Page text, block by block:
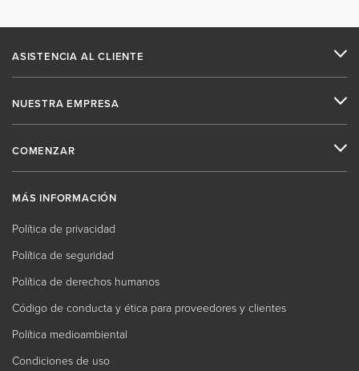
ASISTENCIA AL CLIENTE
NUESTRA EMPRESA
COMENZAR
MÁS INFORMACIÓN
Política de privacidad
Política de seguridad
Política de derechos humanos
Código de conducta y ética para proveedores y clientes
Política medioambiental
Condiciones de uso